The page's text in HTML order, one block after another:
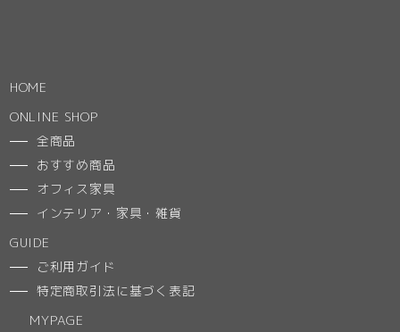
HOME
ONLINE SHOP
全商品
おすすめ商品
オフィス家具
インテリア・家具・雑貨
GUIDE
ご利用ガイド
特定商取引法に基づく表記
MYPAGE